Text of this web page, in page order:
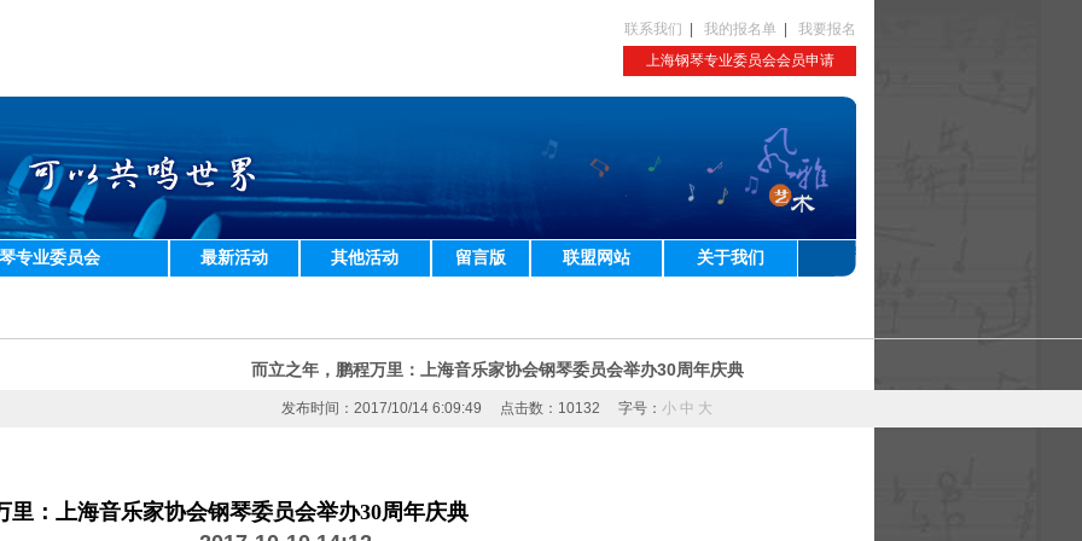
联系我们 我的报名单
我要报名
上海钢琴专业委员会会员申请
专业委员会 最新活动 其他活动 留言版 联盟网站 关于我们
而立之年，鹏程万里：上海音乐家协会钢琴委员会举办30周年庆典
发布时间：2017/10/14 6:09:49 点击数：10132 字号： 小 中 大
音乐家协会钢琴委员会举办30周年庆典